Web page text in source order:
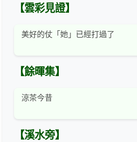
【雲彩見證】
美好的仗「她」已經打過了
【餘暉集】
涼茶今昔
【溪水旁】